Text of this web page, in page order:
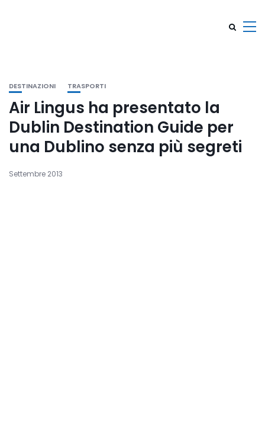
DESTINAZIONI TRASPORTI
Air Lingus ha presentato la
Dublin Destination Guide per
una Dublino senza più segreti
Settembre 2013